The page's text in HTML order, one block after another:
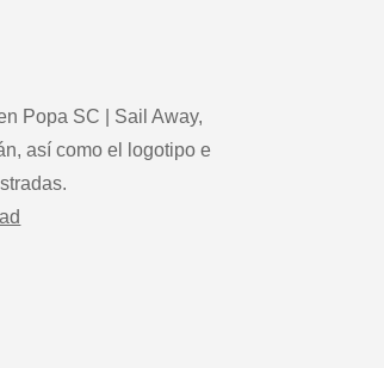
Popa SC | Sail Away,
así como el logotipo e